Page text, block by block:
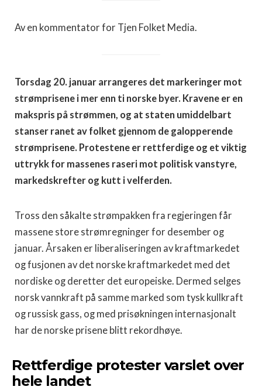
Av en kommentator for Tjen Folket Media.
Torsdag 20. januar arrangeres det markeringer mot
strømprisene i mer enn ti norske byer. Kravene er en
makspris på strømmen, og at staten umiddelbart
stanser ranet av folket gjennom de galopperende
strømprisene. Protestene er rettferdige og et viktig
uttrykk for massenes raseri mot politisk vanstyre,
markedskrefter og kutt i velferden.
Tross den såkalte strømpakken fra regjeringen får
massene store strømregninger for desember og
januar. Årsaken er liberaliseringen av kraftmarkedet
og fusjonen av det norske kraftmarkedet med det
nordiske og deretter det europeiske. Dermed selges
norsk vannkraft på samme marked som tysk kullkraft
og russisk gass, og med prisøkningen internasjonalt
har de norske prisene blitt rekordhøye.
Rettferdige protester varslet over
hele landet